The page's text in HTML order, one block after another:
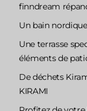
finndream
Un bain
Une terrasse
éléments de
De déchets
KIRAMI